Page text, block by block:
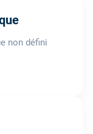
non défini